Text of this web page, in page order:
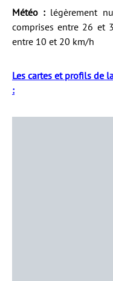
Météo : légèrement
comprises entre 26 et
entre 10 et 20 km/h
Les cartes et profils de
: